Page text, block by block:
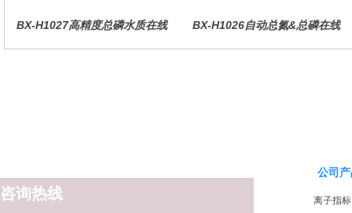
BX-H1027高精度总磷水质在线
BX-H1026自动总氮&总磷在线
咨询热线
公司
离子指标